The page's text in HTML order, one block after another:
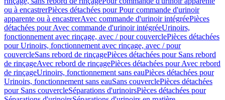
ou à encastrerPièces détachées pour Pour commande d'urinoir
apparente ou à encastrerAvec commande d'urinoir intégréePièces
détachées pour Avec commande d'urinoir intégréeUrinoirs,
fonctionnement avec rinçage, avec / pour couverclePièces détachées
pour Urinoirs, fonctionnement avec rinçage, avec / pour
couvercleSans rebord de rinçagePièces détachées pour Sans rebord
de rinçageAvec rebord de rinçagePièces détachées pour Avec rebord
de rinçageUrinoirs, fonctionnement sans eauPièces détachées pour
Urinoirs, fonctionnement sans eauSans couverclePièces détachées
pour Sans couvercleSéparations d'urinoirsPièces détachées pour